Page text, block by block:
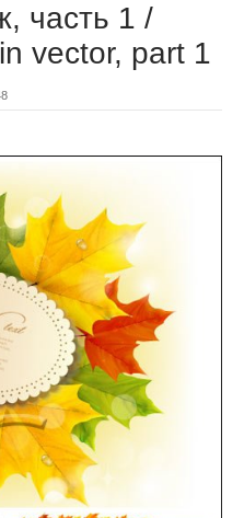
часть 1 /
vector, part 1